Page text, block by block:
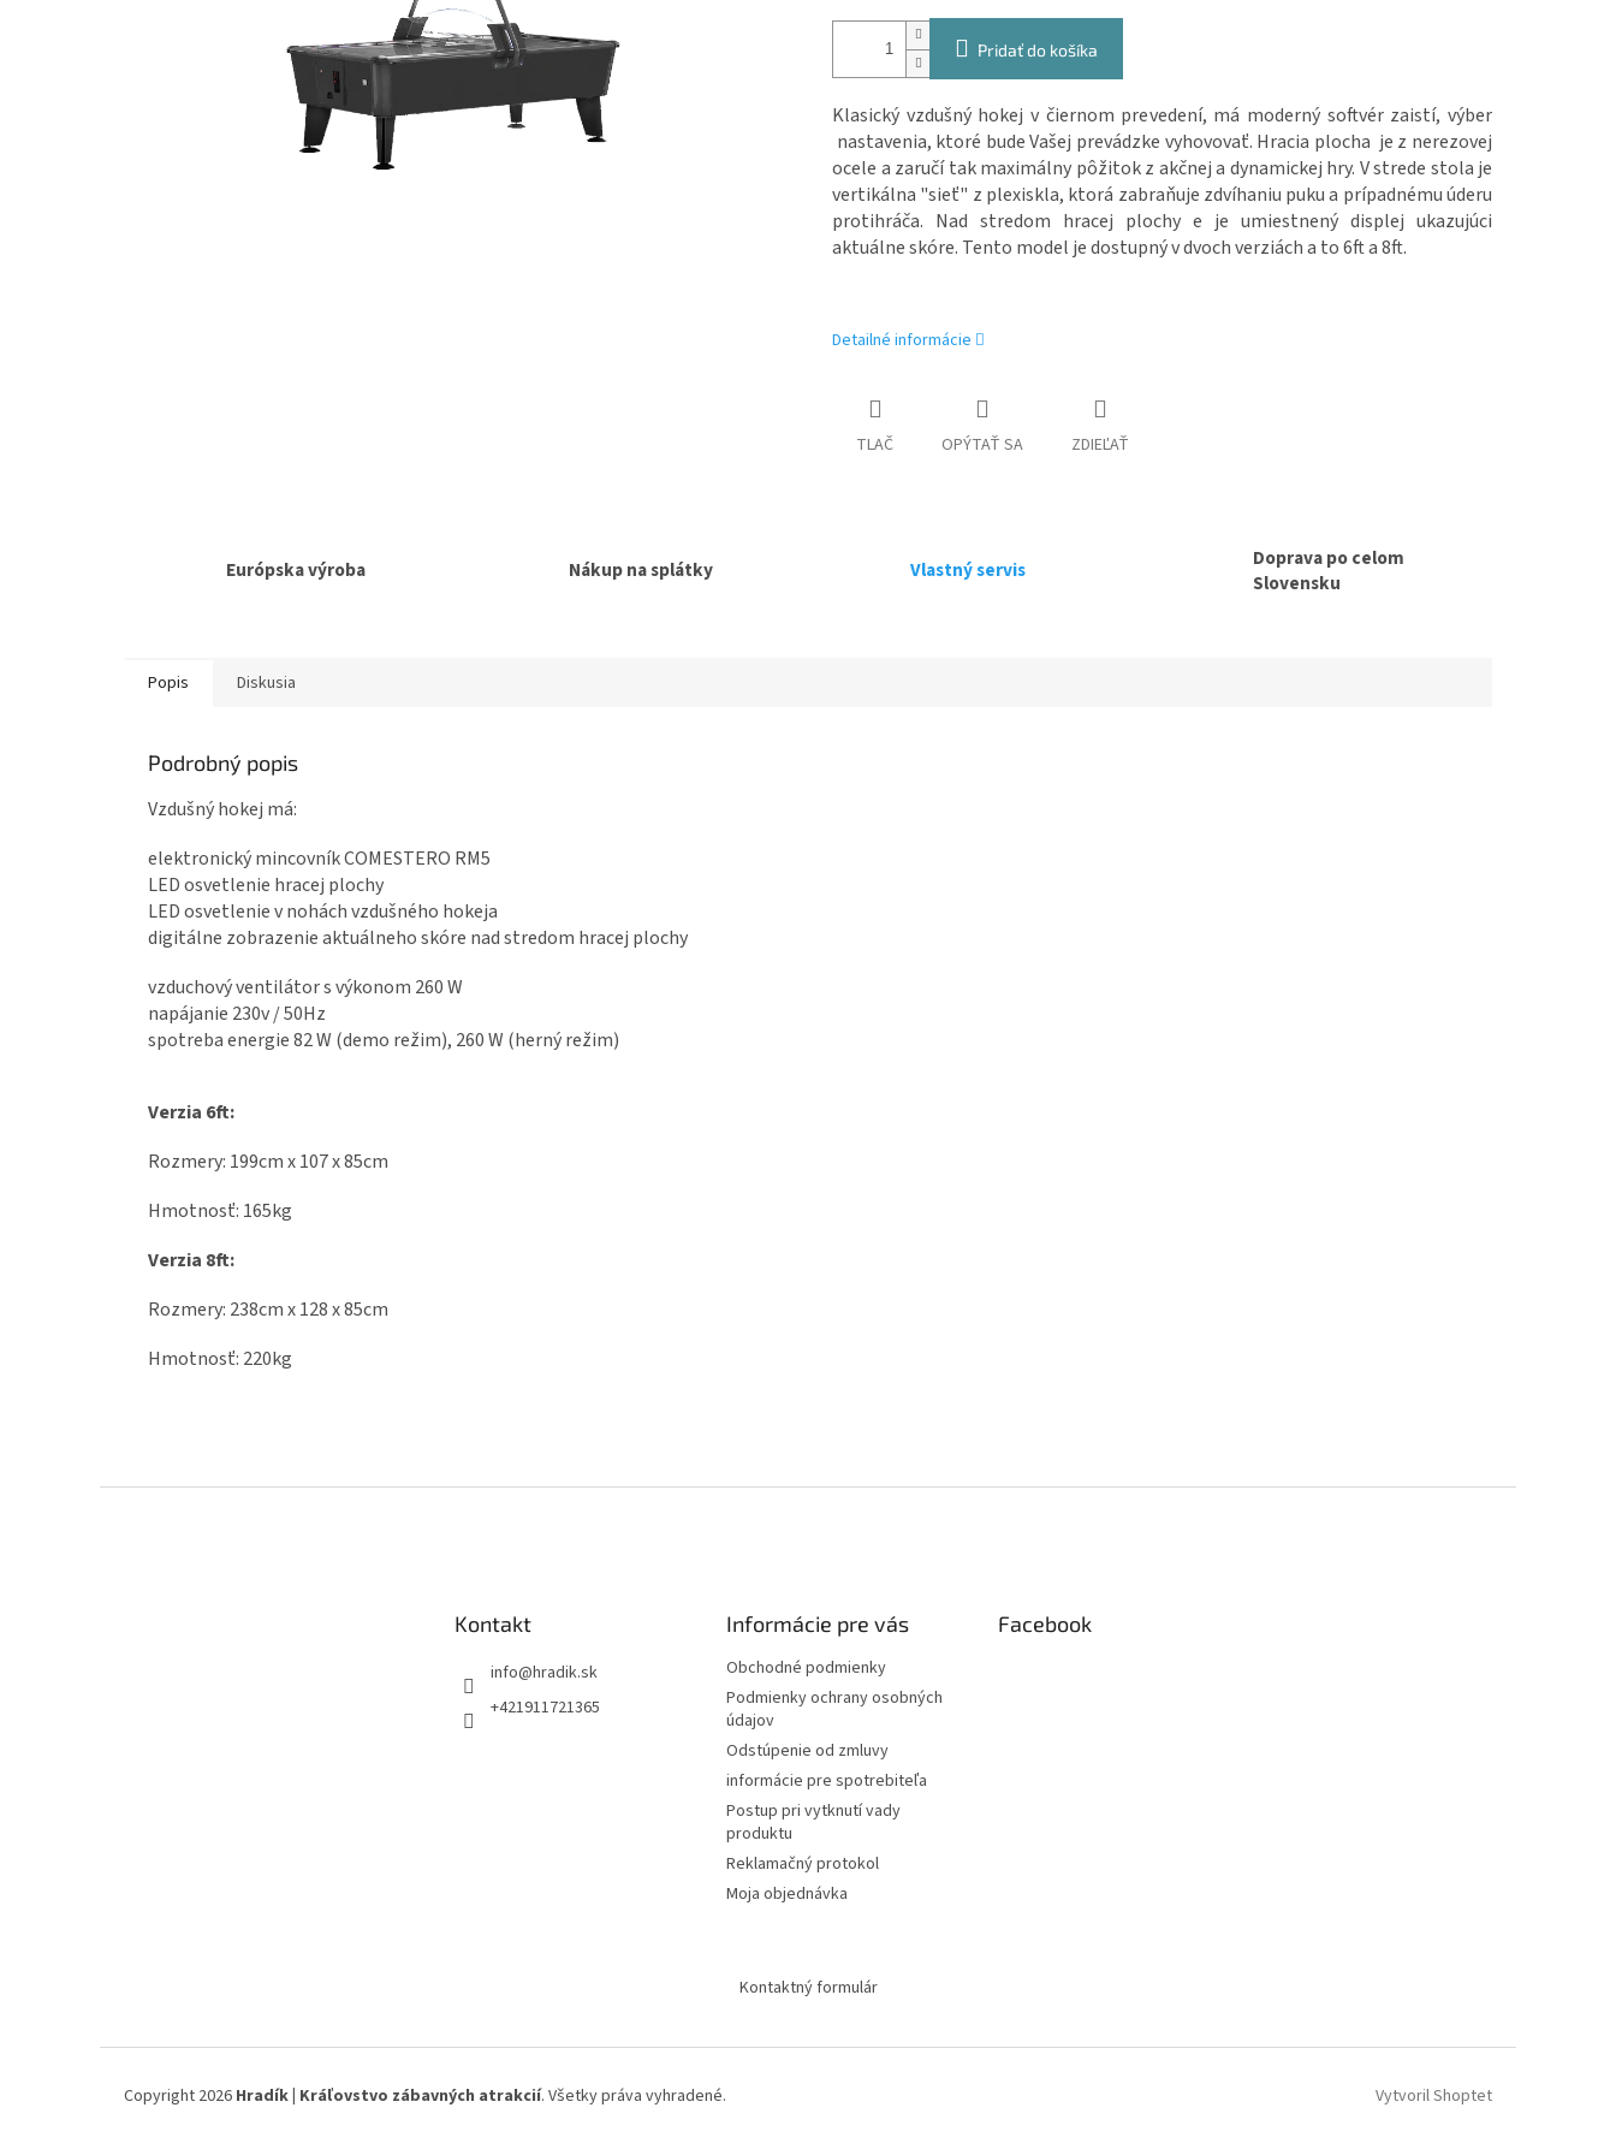
Pridať do košíka
Klasický vzdušný hokej v čiernom prevedení, má moderný softvér zaistí, výber
nastavenia, ktoré bude Vašej prevádzke vyhovovať. Hracia plocha je z nerezovej
ocele a zaručí tak maximálny pôžitok z akčnej a dynamickej hry. V strede stola je
vertikálna "sieť" z plexiskla, ktorá zabraňuje zdvíhaniu puku a prípadnému úderu
protihráča. Nad stredom hracej plochy e je umiestnený displej ukazujúci
aktuálne skóre. Tento model je dostupný v dvoch verziách a to 6ft a 8ft.
Detailné informácie
TLAČ OPÝTAŤ SA ZDIEĽAŤ
Európska výroba Nákup na splátky Vlastný servis
Doprava po celom
Slovensku
Popis Diskusia
Podrobný popis
Vzdušný hokej má:
elektronický mincovník COMESTERO RM5
LED osvetlenie hracej plochy
LED osvetlenie v nohách vzdušného hokeja
digitálne zobrazenie aktuálneho skóre nad stredom hracej plochy
vzduchový ventilátor s výkonom 260 W
napájanie 230v / 50Hz
spotreba energie 82 W (demo režim), 260 W (herný režim)
Verzia 6ft:
Rozmery: 199cm x 107 x 85cm
Hmotnosť: 165kg
Verzia 8ft:
Rozmery: 238cm x 128 x 85cm
Hmotnosť: 220kg
Kontakt
info@hradik.sk
+421911721365
Informácie pre vás
Obchodné podmienky
Podmienky ochrany osobných
údajov
Odstúpenie od zmluvy
informácie pre spotrebiteľa
Postup pri vytknutí vady
produktu
Reklamačný protokol
Moja objednávka
Facebook
Kontaktný formulár
Vytvoril Shoptet
Copyright 2026 Hradík | Kráľovstvo zábavných atrakcií. Všetky práva vyhradené.